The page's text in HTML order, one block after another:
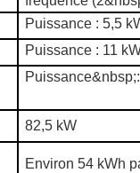
Puissance : 5,5
Puissance : 11
82,5 kW
Environ 54 kWh